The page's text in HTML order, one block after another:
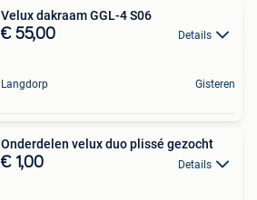
Velux dakraam GGL-4 S06
€ 55,00 Details
Langdorp Gisteren
Onderdelen velux duo plissé gezocht
€ 1,00 Details